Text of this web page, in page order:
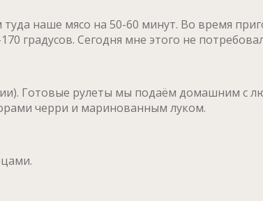
наше мясо на 50-60 минут. Во время
градусов. Сегодня мне этого не
Готовые рулеты мы подаём домашним с
черри и маринованным луком.